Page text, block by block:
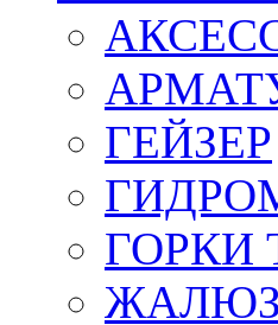
ГЕЙЗЕР
ГОРКИ